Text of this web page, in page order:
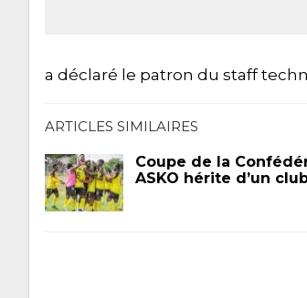
a déclaré le patron du staff
ARTICLES SIMILAIRES
Coupe de la
ASKO hérite d’un